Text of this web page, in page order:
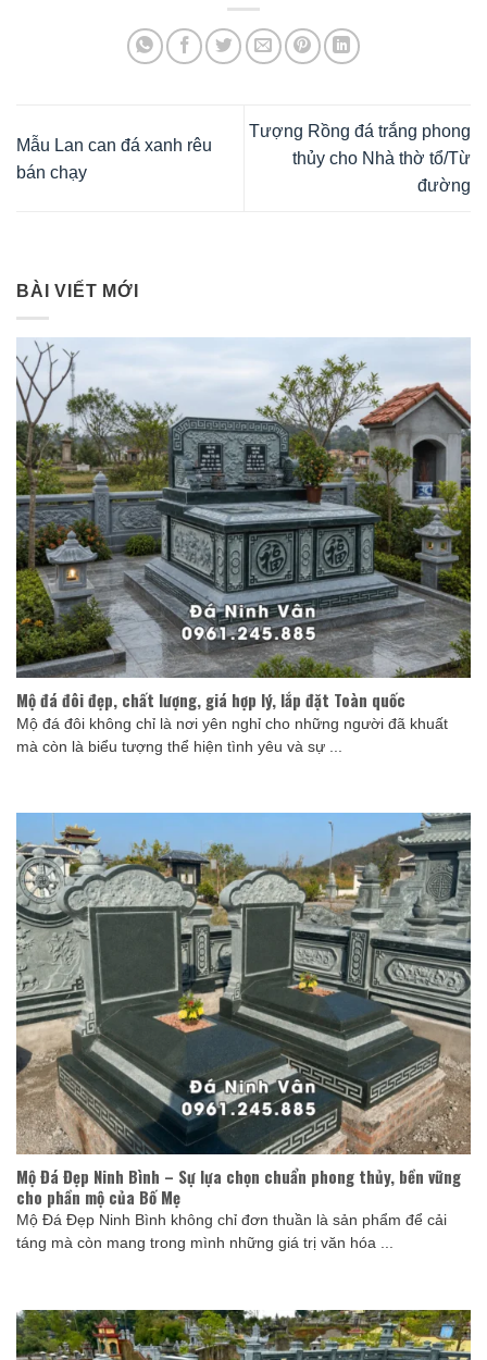
Mẫu Lan can đá xanh rêu
bán chạy
Tượng Rồng đá trắng phong
thủy cho Nhà thờ tổ/Từ
đường
BÀI VIẾT MỚI
Mộ đá đôi đẹp, chất lượng, giá hợp lý, lắp đặt Toàn quốc
Mộ đá đôi không chỉ là nơi yên nghỉ cho những người đã khuất
mà còn là biểu tượng thể hiện tình yêu và sự ...
Mộ Đá Đẹp Ninh Bình – Sự lựa chọn chuẩn phong thủy, bền vững
cho phần mộ của Bố Mẹ
Mộ Đá Đẹp Ninh Bình không chỉ đơn thuần là sản phẩm để cải
táng mà còn mang trong mình những giá trị văn hóa ...